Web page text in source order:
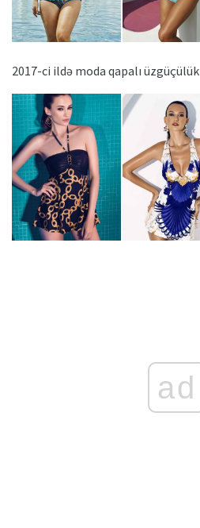
2017-ci ildə moda qapalı üzgüçülük
ad